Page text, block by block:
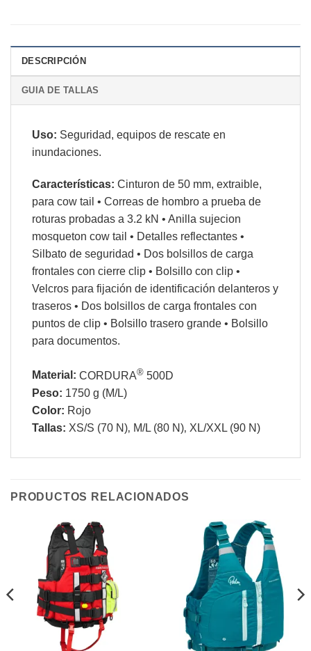
DESCRIPCIÓN
GUIA DE TALLAS
Uso: Seguridad, equipos de rescate en
inundaciones.
Características: Cinturon de 50 mm, extraible,
para cow tail • Correas de hombro a prueba de
roturas probadas a 3.2 kN • Anilla sujecion
mosqueton cow tail • Detalles reflectantes •
Silbato de seguridad • Dos bolsillos de carga
frontales con cierre clip • Bolsillo con clip •
Velcros para fijación de identificación delanteros y
traseros • Dos bolsillos de carga frontales con
puntos de clip • Bolsillo trasero grande • Bolsillo
para documentos.
Material: CORDURA® 500D
Peso: 1750 g (M/L)
Color: Rojo
Tallas: XS/S (70 N)‚ M/L (80 N)‚ XL/XXL (90 N)
PRODUCTOS RELACIONADOS